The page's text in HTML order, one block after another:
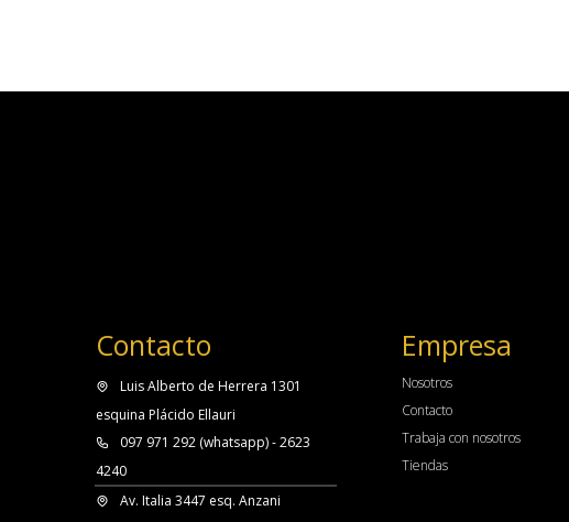
Contacto
Luis Alberto de Herrera 1301
esquina Plácido Ellauri
097 971 292 (whatsapp) - 2623
4240
Av. Italia 3447 esq. Anzani
Empresa
Nosotros
Contacto
Trabaja con nosotros
Tiendas